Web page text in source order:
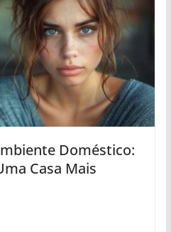
Doméstico:
Casa Mais